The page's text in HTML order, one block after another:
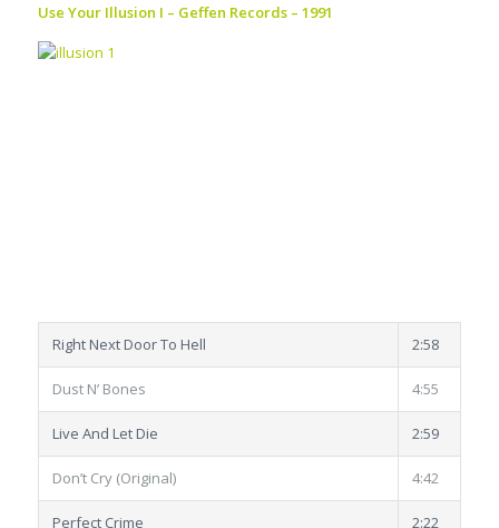
Use Your Illusion I – Geffen Records – 1991
Right Next Door To Hell 2:58
Dust N’ Bones 4:55
Live And Let Die 2:59
Don’t Cry (Original) 4:42
Perfect Crime 2:22